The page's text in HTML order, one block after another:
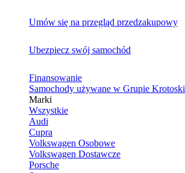
Umów się na przegląd przedzakupowy
Ubezpiecz swój samochód
Finansowanie
Samochody używane w Grupie Krotoski
Marki
Wszystkie
Audi
Cupra
Volkswagen Osobowe
Volkswagen Dostawcze
Porsche